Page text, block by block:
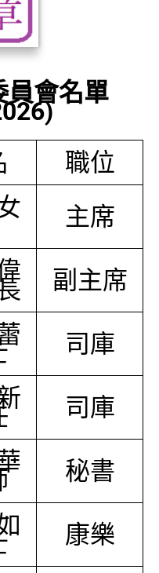
員會名單
職位
主席
副主席
司庫
司庫
秘書
康樂